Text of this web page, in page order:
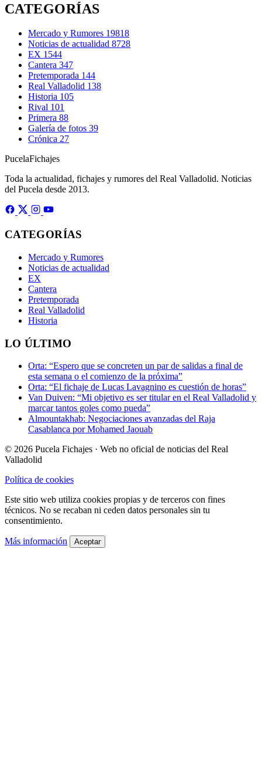
CATEGORÍAS
Mercado y Rumores 19818
Noticias de actualidad 8728
EX 1544
Cantera 347
Pretemporada 144
Real Valladolid 138
Historia 105
Rival 101
Primera 88
Galería de fotos 39
Crónica 27
PucelaFichajes
Toda la actualidad, fichajes y rumores del Real Valladolid. Noticias
del Pucela desde 2013.
CATEGORÍAS
Mercado y Rumores
Noticias de actualidad
EX
Cantera
Pretemporada
Real Valladolid
Historia
LO ÚLTIMO
Orta: “Espero que se concreten un par de salidas a final de
esta semana o el comienzo de la próxima”
Orta: “El fichaje de Lucas Lavagnino es cuestión de horas”
Van Duiven: “Mi objetivo es ser titular en el Real Valladolid y
marcar tantos goles como pueda”
Almountakhab: Negociaciones avanzadas del Raja
Casablanca por Mohamed Jaouab
© 2026 Pucela Fichajes · Web no oficial de noticias del Real
Valladolid
Política de cookies
Este sitio web utiliza cookies propias y de terceros con fines
técnicos. No se recaban ni ceden datos personales sin tu
consentimiento.
Más información Aceptar